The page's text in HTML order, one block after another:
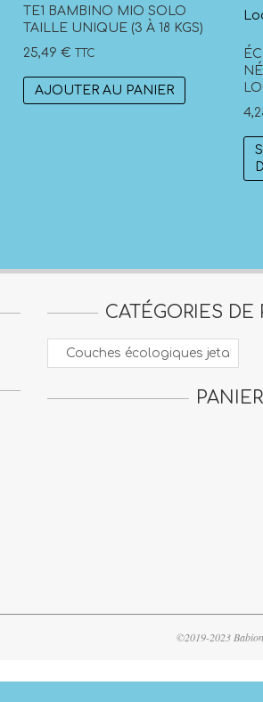
TE1 BAMBINO MIO SOLO
TAILLE UNIQUE (3 À 18 KGS)
25,49€ TTC
AJOUTER AU PANIER
CATÉGORIES DE
PANIER
©2019-2023